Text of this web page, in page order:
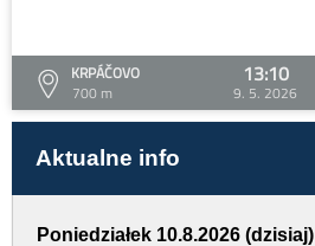
KRPÁČOVO
700 m
13:10
9. 5. 2026
Aktualne info
Poniedziałek 10.8.2026 (dzisiaj)